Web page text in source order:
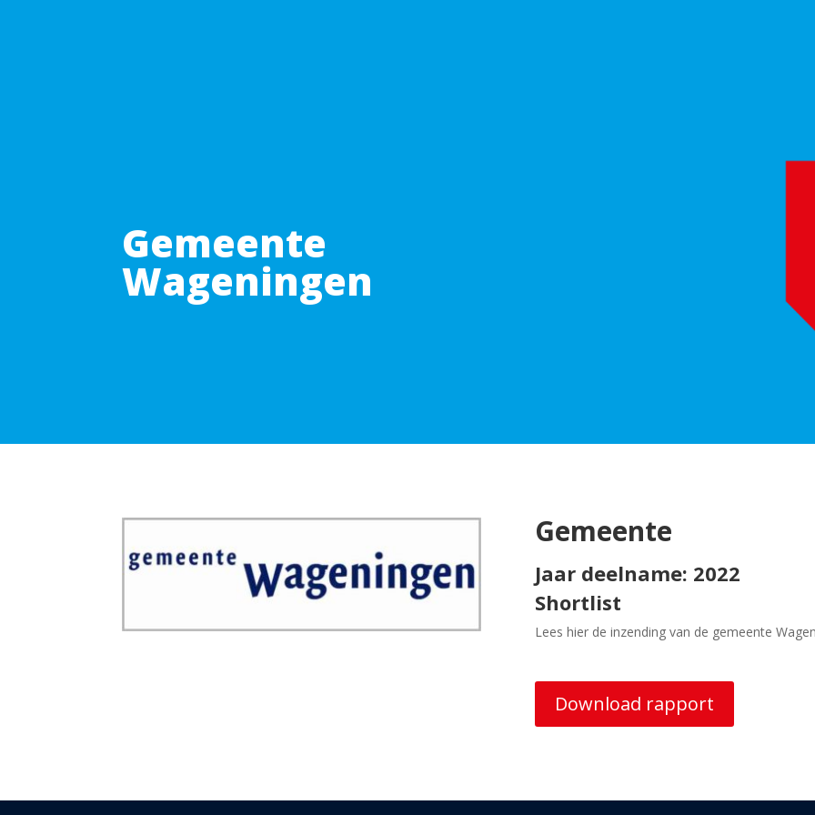
Gemeente
Wageningen
Gemeente
Jaar deelname: 2022
Shortlist
Lees hier de inzending van de gemeente
Download rapport